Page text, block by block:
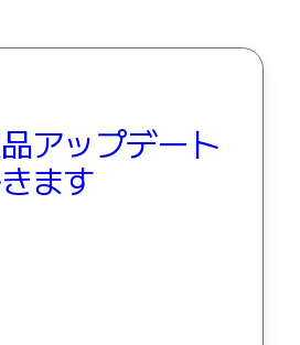
アップデート
ます